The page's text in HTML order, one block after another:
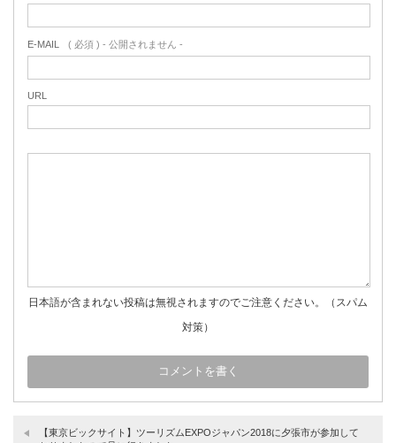
E-MAIL ( 必須 ) - 公開されません -
URL
日本語が含まれない投稿は無視されますのでご注意ください。（スパム
対策）
【東京ビックサイト】ツーリズムEXPOジャパン2018に夕張市が参加して